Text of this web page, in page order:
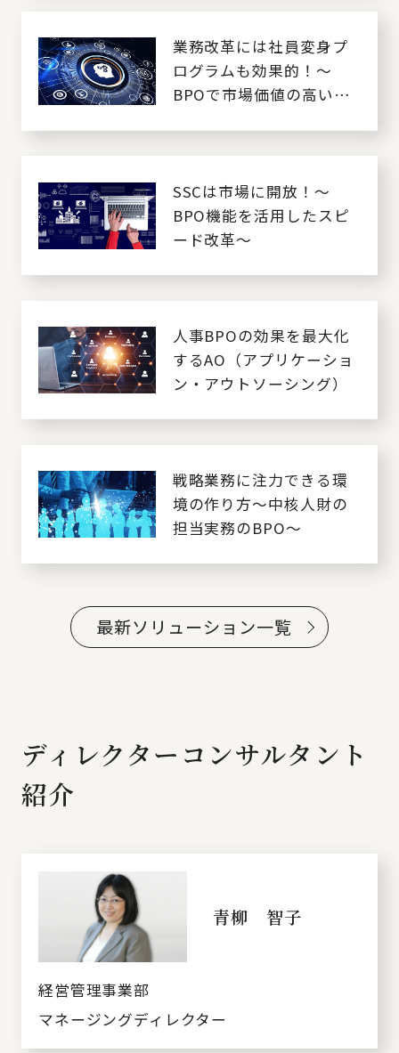
業務改革には社員変身プ
ログラムも効果的！～
BPOで市場価値の高い人
SSCは市場に開放！～
BPO機能を活用したスピ
ード改革～
人事BPOの効果を最大化
するAO（アプリケーショ
ン・アウトソーシング）
戦略業務に注力できる環
境の作り方～中核人財の
担当実務のBPO～
最新ソリューション一覧
ディレクターコンサルタント
紹介
青柳 智子
経営管理事業部
マネージングディレクター